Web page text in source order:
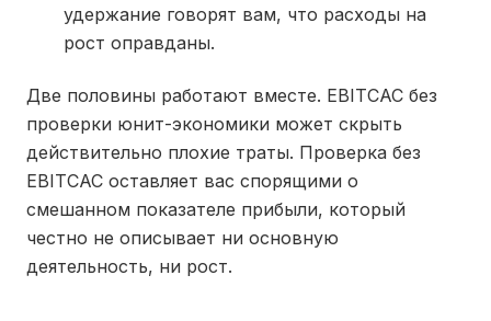
удержание говорят вам, что расходы на
рост оправданы.
Две половины работают вместе. EBITCAC без
проверки юнит-экономики может скрыть
действительно плохие траты. Проверка без
EBITCAC оставляет вас спорящими о
смешанном показателе прибыли, который
честно не описывает ни основную
деятельность, ни рост.